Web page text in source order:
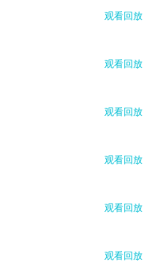
观看回放
观看回放
观看回放
观看回放
观看回放
观看回放